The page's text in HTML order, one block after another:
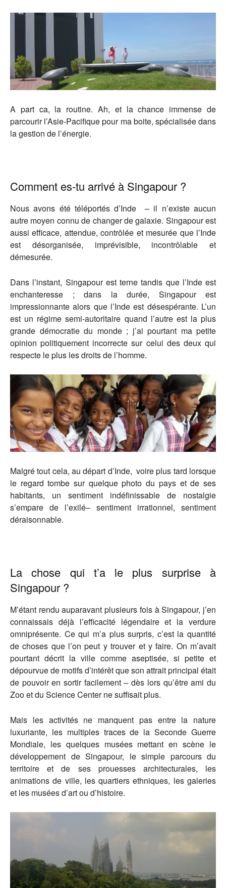
A part ca, la routine. Ah, et la chance immense de
parcourir l’Asie-Pacifique pour ma boite, spécialisée dans
la gestion de l’énergie.
Comment es-tu arrivé à Singapour ?
Nous avons été téléportés d’Inde – il n’existe aucun
autre moyen connu de changer de galaxie. Singapour est
aussi efficace, attendue, contrôlée et mesurée que l’Inde
est désorganisée, imprévisible, incontrôlable et
démesurée.
Dans l’instant, Singapour est terne tandis que l’Inde est
enchanteresse ; dans la durée, Singapour est
impressionnante alors que l’Inde est désespérante. L’un
est un régime semi-autoritaire quand l’autre est la plus
grande démocratie du monde ; j’ai pourtant ma petite
opinion politiquement incorrecte sur celui des deux qui
respecte le plus les droits de l’homme.
Malgré tout cela, au départ d’Inde, voire plus tard lorsque
le regard tombe sur quelque photo du pays et de ses
habitants, un sentiment indéfinissable de nostalgie
s’empare de l’exilé– sentiment irrationnel, sentiment
déraisonnable.
La chose qui t’a le plus surprise à
Singapour ?
M’étant rendu auparavant plusieurs fois à Singapour, j’en
connaissais déjà l’efficacité légendaire et la verdure
omniprésente. Ce qui m’a plus surpris, c’est la quantité
de choses que l’on peut y trouver et y faire. On m’avait
pourtant décrit la ville comme aseptisée, si petite et
dépourvue de motifs d’intérêt que son attrait principal était
de pouvoir en sortir facilement – dès lors qu’être ami du
Zoo et du Science Center ne suffisait plus.
Mais les activités ne manquent pas entre la nature
luxuriante, les multiples traces de la Seconde Guerre
Mondiale, les quelques musées mettant en scène le
développement de Singapour, le simple parcours du
territoire et de ses prouesses architecturales, les
animations de ville, les quartiers ethniques, les galeries
et les musées d’art ou d’histoire.